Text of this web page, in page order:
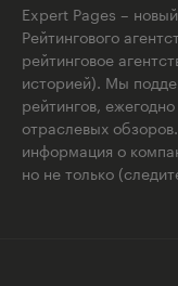
Expert Pages –
Рейтингового
рейтинговое
историей). Мы
рейтингов,
отраслевых
информация о
но не только